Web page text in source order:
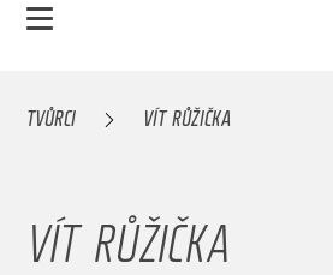
TVŮRCI VÍT RŮŽIČKA
VÍT RŮŽIČKA